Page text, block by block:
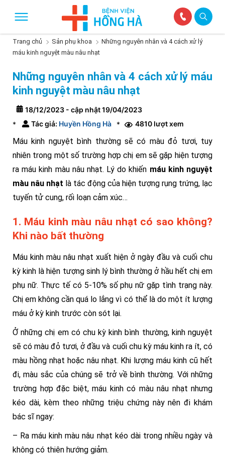
Trang chủ Sản phụ khoa
Những nguyên nhân và 4 cách xử lý
máu kinh nguyệt màu nâu nhạt
Những nguyên nhân và 4 cách xử lý máu
kinh nguyệt màu nâu nhạt
18/12/2023 - cập nhật 19/04/2023
*
Tác giả: Huyền Hồng Hà * 4810 lượt xem
Máu kinh nguyệt bình thường sẽ có màu đỏ tươi, tuy
nhiên trong một số trường hợp chị em sẽ gặp hiện tượng
ra máu kinh màu nâu nhạt. Lý do khiến máu kinh nguyệt
màu nâu nhạt là tác động của hiện tượng rụng trứng, lạc
tuyến tử cung, rối loạn cảm xúc…
1. Máu kinh màu nâu nhạt có sao không?
Khi nào bất thường
Máu kinh màu nâu nhạt xuất hiện ở ngày đầu và cuối chu
kỳ kinh là hiện tượng sinh lý bình thường ở hầu hết chị em
phụ nữ. Thực tế có 5-10% số phụ nữ gặp tình trạng này.
Chị em không cần quá lo lắng vì có thể là do một ít lượng
máu ở kỳ kinh trước còn sót lại.
Ở những chị em có chu kỳ kinh bình thường, kinh nguyệt
sẽ có màu đỏ tươi, ở đầu và cuối chu kỳ máu kinh ra ít, có
màu hồng nhạt hoặc nâu nhạt. Khi lượng máu kinh cũ hết
đi, màu sắc của chúng sẽ trở về bình thường. Với những
trường hợp đặc biệt, máu kinh có màu nâu nhạt nhưng
kéo dài, kèm theo những triệu chứng này nên đi khám
bác sĩ ngay:
– Ra máu kinh màu nâu nhạt kéo dài trong nhiều ngày và
không có thiên hướng giảm.